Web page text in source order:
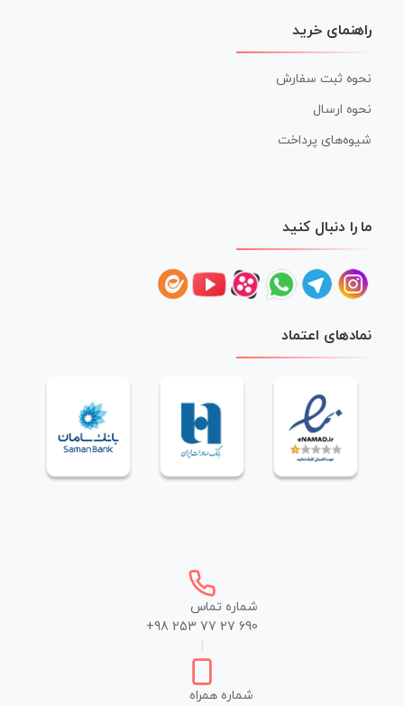
راهنمای خرید
نحوه ثبت سفارش
نحوه ارسال
شیوه‌های پرداخت
ما را دنبال کنید
نمادهای اعتماد
شماره تماس
+98 253 77 27 690
شماره همراه